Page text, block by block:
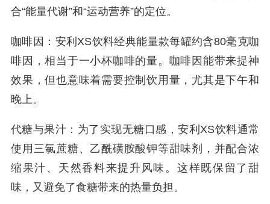
合“能量代谢”和“运动营养”的定位。
咖啡因：安利XS饮料经典能量款每罐约含80毫克咖
啡因，相当于一小杯咖啡的量。咖啡因能带来提神
效果，但也意味着需要控制饮用量，尤其是下午和
晚上。
代糖与果汁：为了实现无糖口感，安利XS饮料通常
使用三氯蔗糖、乙酰磺胺酸钾等甜味剂，并配合浓
缩果汁、天然香料来提升风味。这样既保留了甜
味，又避免了食糖带来的热量负担。